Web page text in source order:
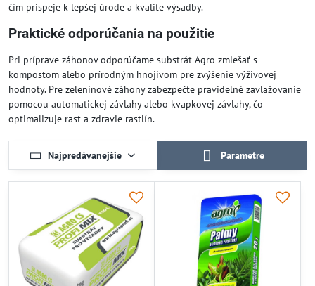
čím prispeje k lepšej úrode a kvalite výsadby.
Praktické odporúčania na použitie
Pri príprave záhonov odporúčame substrát Agro zmiešať s
kompostom alebo prírodným hnojivom pre zvýšenie výživovej
hodnoty. Pre zeleninové záhony zabezpečte pravidelné zavlažovanie
pomocou automatickej závlahy alebo kvapkovej závlahy, čo
optimalizuje rast a zdravie rastlín.
Najpredávanejšie Parametre